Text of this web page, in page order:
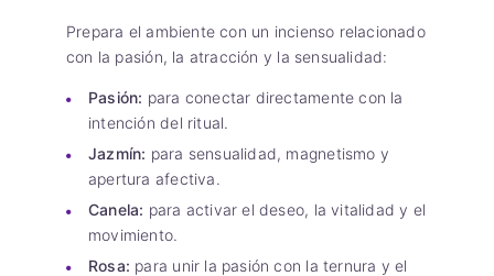
Prepara el ambiente con un incienso relacionado
con la pasión, la atracción y la sensualidad:
Pasión: para conectar directamente con la
intención del ritual.
Jazmín: para sensualidad, magnetismo y
apertura afectiva.
Canela: para activar el deseo, la vitalidad y el
movimiento.
Rosa: para unir la pasión con la ternura y el